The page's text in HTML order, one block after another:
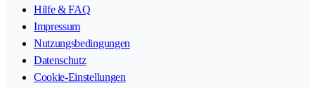
Hilfe & FAQ
Impressum
Nutzungsbedingungen
Datenschutz
Cookie-Einstellungen